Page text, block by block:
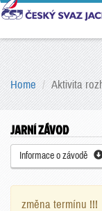
Home Aktivita
JARNÍ ZÁVOD
Informace o závodě
změna termínu !!!